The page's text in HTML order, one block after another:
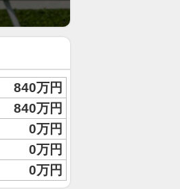
840万円
840万円
0万円
0万円
0万円